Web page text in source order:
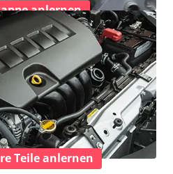
anlernen
Teile anlernen